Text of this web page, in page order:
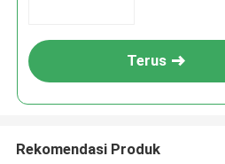
Terus
Rekomendasi Produk